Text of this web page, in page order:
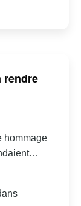
rendre
hommage